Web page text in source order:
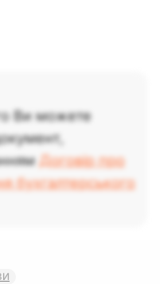
Ви можете
Договір про
бухгалтерського